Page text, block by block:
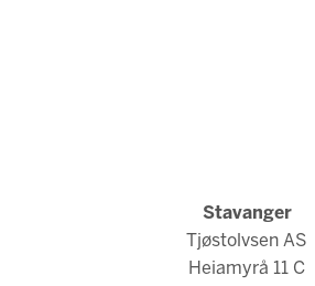
Stavanger
Tjøstolvsen AS
Heiamyrå 11 C